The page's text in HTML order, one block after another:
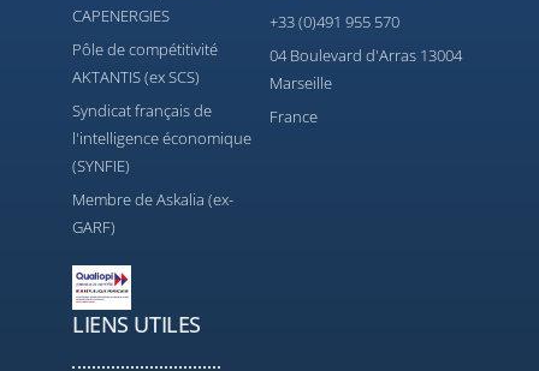
CAPENERGIES
Pôle de compétitivité
AKTANTIS (ex SCS)
Syndicat français de
l'intelligence économique
(SYNFIE)
Membre de Askalia (ex-
GARF)
+33 (0)491 955 570
04 Boulevard d'Arras 13004
Marseille
France
LIENS UTILES